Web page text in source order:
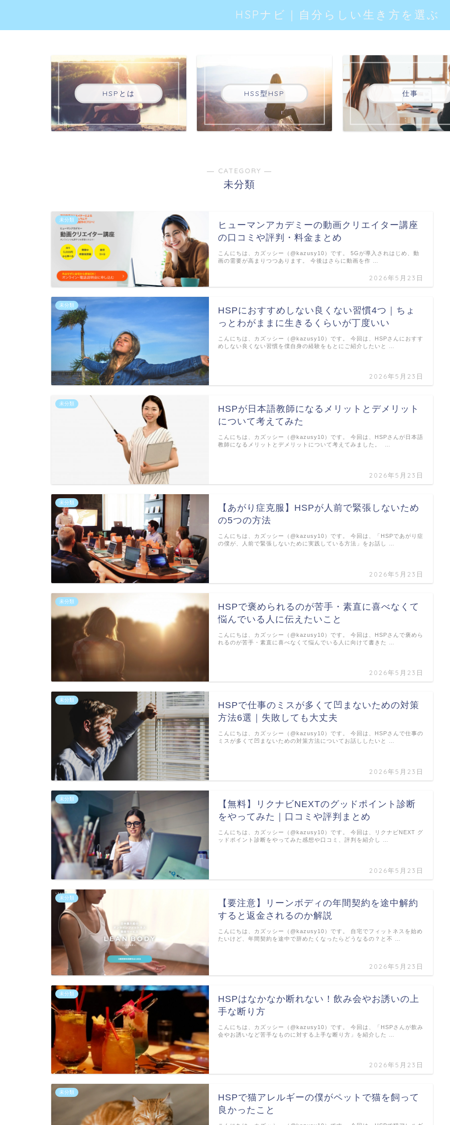
HSPナビ｜自分らしい生き方を選ぶ
HSPとは HSS型HSP 仕事
― CATEGORY ―
未分類
未分類
ヒューマンアカデミーの動画クリエイター講座
の口コミや評判・料金まとめ
2026年5月23日
こんにちは、カズッシー（@kazusy10）です。 5Gが導入されはじめ、動
画の需要が高まりつつあります。 今後はさらに動画を作 …
未分類
HSPにおすすめしない良くない習慣4つ｜ちょ
っとわがままに生きるくらいが丁度いい
2026年5月23日
こんにちは、カズッシー（@kazusy10）です。 今回は、HSPさんにおすす
めしない良くない習慣を僕自身の経験をもとにご紹介したいと …
未分類
HSPが日本語教師になるメリットとデメリット
について考えてみた
2026年5月23日
こんにちは、カズッシー（@kazusy10）です。 今回は、HSPさんが日本語
教師になるメリットとデメリットについて考えてみました。 …
未分類
【あがり症克服】HSPが人前で緊張しないため
の5つの方法
2026年5月23日
こんにちは、カズッシー（@kazusy10）です。 今回は、「HSPであがり症
の僕が、人前で緊張しないために実践している方法」をお話し …
未分類
HSPで褒められるのが苦手・素直に喜べなくて
悩んでいる人に伝えたいこと
2026年5月23日
こんにちは、カズッシー（@kazusy10）です。 今回は、HSPさんで褒めら
れるのが苦手・素直に喜べなくて悩んでいる人に向けて書きた …
未分類
HSPで仕事のミスが多くて凹まないための対策
方法6選｜失敗しても大丈夫
2026年5月23日
こんにちは、カズッシー（@kazusy10）です。 今回は、HSPさんで仕事の
ミスが多くて凹まないための対策方法についてお話ししたいと …
未分類
【無料】リクナビNEXTのグッドポイント診断
をやってみた｜口コミや評判まとめ
2026年5月23日
こんにちは、カズッシー（@kazusy10）です。 今回は、リクナビNEXT グ
ッドポイント診断をやってみた感想や口コミ、評判を紹介し …
未分類
【要注意】リーンボディの年間契約を途中解約
すると返金されるのか解説
2026年5月23日
こんにちは、カズッシー（@kazusy10）です。 自宅でフィットネスを始め
たいけど、年間契約を途中で辞めたくなったらどうなるの？と不 …
未分類
HSPはなかなか断れない！飲み会やお誘いの上
手な断り方
2026年5月23日
こんにちは、カズッシー（@kazusy10）です。 今回は、「HSPさんが飲み
会やお誘いなど苦手なものに対する上手な断り方」を紹介した …
未分類
HSPで猫アレルギーの僕がペットで猫を飼って
良かったこと